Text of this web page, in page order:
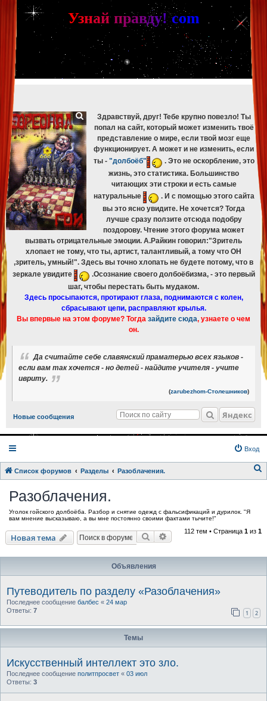
[phpBB Debug] PHP Warning : in file [ROOT]/phpbb/db/driver/mysqli.php
mysqli_fetch_assoc(): Couldn't fetch mysqli_result
[phpBB Debug] PHP Warning: in file[ROOT]/phpbb/db/driver/mysqli.php 329
mysqli_free_result(): Couldn't fetch mysqli_result
[phpBB Debug] PHP Warning
[ROOT]/phpbb/db/driver/mysqli.php on line 265
mysqli_fetch_assoc(): Couldn't fetch mysqli_result
[phpBB Debug] PHP Warning
: in file [ROOT]/phpbb/db/driver/mysqli.php on line329
mysqli_free_result(): Couldn't fetch mysqli_result
[phpBB Debug] PHP Warning: in file [ROOT]/phpbb/db/driver/mysqli.php on line 265
mysqli_fetch_assoc(): Couldn't fetch mysqli_result
[phpBB Debug] PHP Warning
[ROOT]/phpbb/db/driver/mysqli.php on line329:
mysqli_free_result(): Couldn't fetch mysqli_result
Узнай правду! com
Здравствуй, друг! Тебе крупно повезло! Ты
попал на сайт, который может изменить твоё
представление о мире, если твой мозг еще
функционирует. А может и не изменить, если
ты - "долбоёб"
. Это не оскорбление, это
жизнь, это статистика. Большинство
читающих эти строки и есть самые
натуральные
. И с помощью этого сайта
вы это ясно увидите. Не хочется? Тогда
лучше сразу ползите отсюда подобру
поздорову. Чтение этого форума может
вызвать отрицательные эмоции. А.Райкин говорил:"Зритель
хлопает не тому, что ты, артист, талантливый, а тому что ОН
,зритель, умный!". Здесь вы точно хлопать не будете потому, что в
зеркале увидите
.Осознание своего долбоёбизма, - это первый
шаг, чтобы перестать быть мудаком.
Здесь просыпаются, протирают глаза, поднимаются с колен,
сбрасывают цепи, расправляют крылья.
Вы впервые на этом форуме? Тогда зайдите сюда, узнаете о чем
он.
Да считайте себе славянский праматерью всех языков -
если вам так хочется - но детей - найдите учителя - учите
ивриту.
(zarubezhom-Столешников)
Новые сообщения Яндекс
Вход
Список форумов Разделы Разоблачения.
Разоблачения.
Уголок гойского долбоёба. Разбор и снятие одежд с фальсификаций и дурилок. "Я
вам мнение высказываю, а вы мне постоянно своими фактами тычите!"
Новая тема Поиск Расширенный поиск
112 тем • Страница 1 из 1
Объявления
Путеводитель по разделу «Разоблачения»
Последнее сообщение балбес « 24 мар
Ответы: 7 1 2
Темы
Искусственный интеллект это зло.
Последнее сообщение политпросвет « 03 июл
Ответы: 3